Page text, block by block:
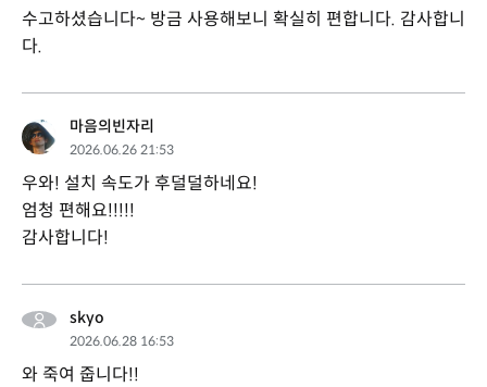
수고하셨습니다~ 방금 사용해보니 확실히 편합니다. 감사합니
다.
마음의빈자리
2026.06.26 21:53
우와! 설치 속도가 후덜덜하네요!
엄청 편해요!!!!!
감사합니다!
skyo
2026.06.28 16:53
와 죽여 줍니다!!